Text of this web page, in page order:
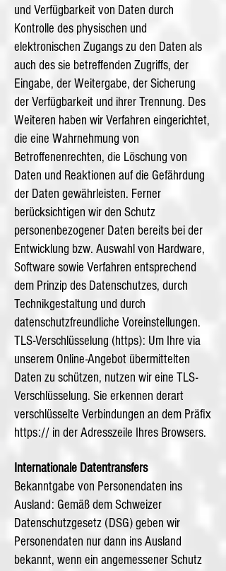
und Verfügbarkeit von Daten durch
Kontrolle des physischen und
elektronischen Zugangs zu den Daten als
auch des sie betreffenden Zugriffs, der
Eingabe, der Weitergabe, der Sicherung
der Verfügbarkeit und ihrer Trennung. Des
Weiteren haben wir Verfahren eingerichtet,
die eine Wahrnehmung von
Betroffenenrechten, die Löschung von
Daten und Reaktionen auf die Gefährdung
der Daten gewährleisten. Ferner
berücksichtigen wir den Schutz
personenbezogener Daten bereits bei der
Entwicklung bzw. Auswahl von Hardware,
Software sowie Verfahren entsprechend
dem Prinzip des Datenschutzes, durch
Technikgestaltung und durch
datenschutzfreundliche Voreinstellungen.
TLS-Verschlüsselung (https): Um Ihre via
unserem Online-Angebot übermittelten
Daten zu schützen, nutzen wir eine TLS-
Verschlüsselung. Sie erkennen derart
verschlüsselte Verbindungen an dem Präfix
https:// in der Adresszeile Ihres Browsers.
Internationale Datentransfers
Bekanntgabe von Personendaten ins
Ausland: Gemäß dem Schweizer
Datenschutzgesetz (DSG) geben wir
Personendaten nur dann ins Ausland
bekannt, wenn ein angemessener Schutz